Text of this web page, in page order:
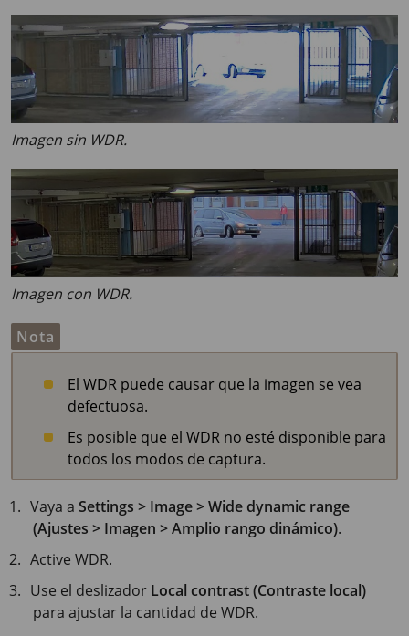
Imagen sin WDR.
Imagen con WDR.
Nota
El WDR puede causar que la imagen se vea
defectuosa.
Es posible que el WDR no esté disponible para
todos los modos de captura.
Vaya aSettings > Image > Wide dynamic range
(Ajustes > Imagen > Amplio rango dinámico).
Active WDR.
Use el deslizador Local contrast (Contraste local)
para ajustar la cantidad de WDR.